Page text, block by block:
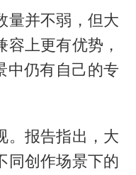
量并不弱，但大
上更有优势，
中仍有自己的专
。报告指出，大
同创作场景下的